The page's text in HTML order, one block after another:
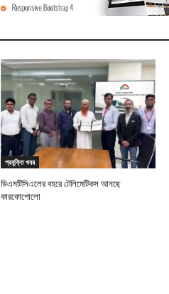
প্রযুক্তি খবর
ডিএমটিসিএলের বহরে টেলিমেটিকস আনছে
কারকোপোলো